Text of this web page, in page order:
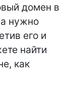
домен в
нужно
его и
найти
как